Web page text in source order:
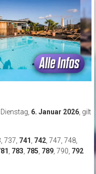
Dienstag, 6. Januar 2026, gilt
737, 741 742, 747, 748,
783 785 789, 790, 792